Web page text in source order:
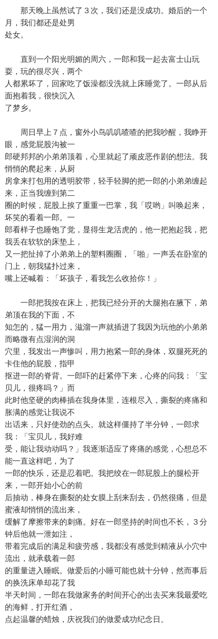
那天晚上虽然试了３次，我们还是没成功。婚后的一个
月，我们都还是处男
处女。
直到一个阳光明媚的周六，一郎和我一起去富士山玩
耍，玩的很尽兴，两个
人都累坏了，回家吃了饭澡都没洗就上床睡觉了。一郎从后
面抱着我，很快沉入
了梦乡。
周日早上７点，窗外小鸟叽叽喳喳的把我吵醒，我睁开
眼，感觉屁股沟被一
郎硬邦邦的小弟弟顶着，心里就起了顽皮恶作剧的想法。我
悄悄的爬起来，从厨
房拿来打包用的透明胶带，轻手轻脚的把一郎的小弟弟缠起
来，正当我缠到第二
圈的时候，屁股上挨了重重一巴掌，我「哎哟」叫唤起来，
坏笑的看着一郎。一
郎看样子也睡饱了觉，显得生龙活虎的，他一把抱起我，把
我丢在软软的床垫上，
又一把扯掉了小弟弟上的塑料圈圈，「啪」一声丢在卧室的
门上，朝我猛扑过来，
嘴上还喊着：「坏孩子，看我怎么收拾你！」
一郎把我按在床上，把我已经分开的大腿抱在腋下，弟
弟顶在我的下面，不
知怎的，猛一用力，滋溜一声就插进了我因为玩他的小弟弟
而略微有点湿润的洞
穴里，我发出一声惨叫，用力抱紧一郎的身体，双腿死死的
卡住他的屁股，指甲
抠进一郎的脊背。一郎吓的赶紧停下来，心疼的问我：「宝
贝儿，很疼吗？」而
此时他坚硬的肉棒插在我身体里，连根尽入，撕裂的疼痛和
胀满的感觉让我说不
出话来，只好使劲的点头。就这样僵持了半分钟，一郎求
我：「宝贝儿，我好难
受，能让我动动吗？」我逐渐适应了疼痛的感觉，心想总不
能一直这样吧，为了
一郎的快乐，还是忍着吧。我把绞在一郎屁股上的腿松开
来，一郎开始小心的前
后抽动，棒身在撕裂的处女膜上刮来刮去，仍然很痛，但是
蜜液却悄悄的流出来，
缓解了摩擦带来的刺痛。好在一郎坚持的时间也不长，３分
钟后他就一泄如注，
带着完成后的满足和疲劳感，我都没有感觉到精液从小穴中
流出，就承载着一郎
的重量进入睡眠。做爱后的小睡可能也就十分钟，然而事后
的换洗床单却花了我
半天时间，一郎在我做家务的时间开心的出去买来我最爱吃
的海鲜，打开红酒，
点起温馨的蜡烛，庆祝我们的做爱成功纪念日。